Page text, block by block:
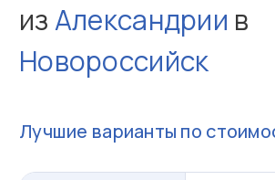
изАлександрии в
Новороссийск
Лучшие варианты по